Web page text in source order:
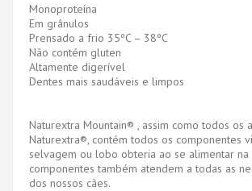
Monoproteína
Em grânulos
Prensado a frio 35ºC – 38ºC
Não contém gluten
Altamente digerível
Dentes mais saudáveis ​​e limpos
Naturextra Mountain® , assim como todos os
Naturextra®, contém todos os componentes
selvagem ou lobo obteria ao se alimentar na
componentes também atendem a todas as
dos nossos cães.